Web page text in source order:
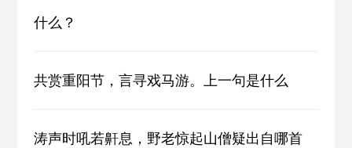
什么？
共赏重阳节，言寻戏马游。上一句是什么
涛声时吼若鼾息，野老惊起山僧疑出自哪首